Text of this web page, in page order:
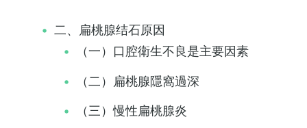
二、扁桃腺结石原因
（一）口腔衛生不良是主要因素
（二）扁桃腺隱窩過深
（三）慢性扁桃腺炎